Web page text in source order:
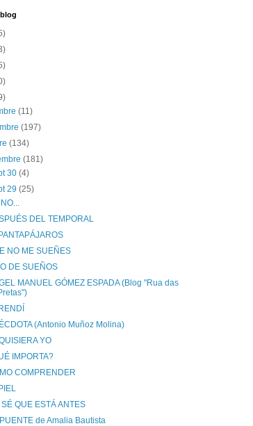
(11)
(197)
(134)
(181)
30 (4)
29 (25)
DEL TEMPORAL
NO ME SUEÑES
DE SUEÑOS
MANUEL GÓMEZ ESPADA (Blog "Rua das
(Antonio Muñoz Molina)
YO
IMPORTA?
COMPRENDER
SÉ QUE ESTÁ ANTES
de Amalia Bautista